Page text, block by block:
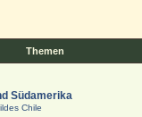
Themen
Südamerika
Chile